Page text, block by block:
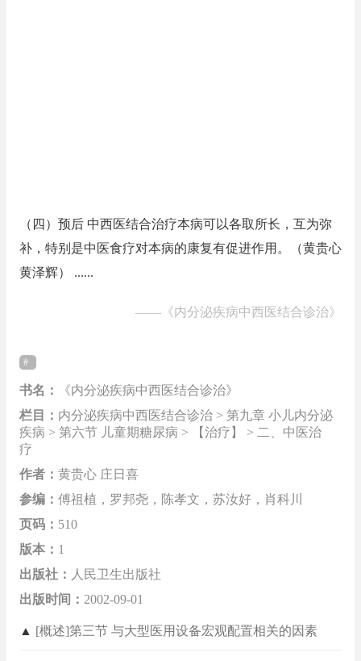
（四）预后 中西医结合治疗本病可以各取所长，互为弥
补，特别是中医食疗对本病的康复有促进作用。（黄贵心
黄泽辉） ......
—— 《内分泌疾病中西医结合诊治》
书名：
《内分泌疾病中西医结合诊治》
栏目： 内分泌疾病中西医结合诊治 > 第九章 小儿内分泌
疾病 > 第六节 儿童期糖尿病 > 【治疗】 > 二、中医治
疗
作者： 黄贵心 庄日喜
参编： 傅祖植，罗邦尧，陈孝文，苏汝好，肖科川
页码： 510
版本： 1
出版社： 人民卫生出版社
出版时间： 2002-09-01
▲ [概述]第三节 与大型医用设备宏观配置相关的因素